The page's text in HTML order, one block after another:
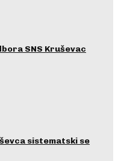
SNS Kruševac
sistematski se